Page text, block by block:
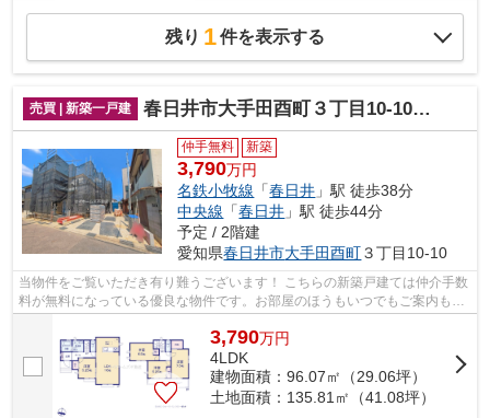
残り 1件を表示する
売買 | 新築一戸建 春日井市大手田酉町３丁目10-10『仲介料無料』新築戸建て
仲手無料 新築
3,790万円
名鉄小牧線 「春日井 」駅 徒歩38分
中央線 「春日井 」駅 徒歩44分
予定 / 2階建
愛知県春日井市大手田酉町３丁目10-10
当物件をご覧いただき有り難うございます！ こちらの新築戸建ては仲介手数
料が無料になっている優良な物件です。お部屋のほうもいつでもご案内もさ
3,790万円
4LDK
建物面積：96.07㎡（29.06坪）
土地面積：135.81㎡（41.08坪）